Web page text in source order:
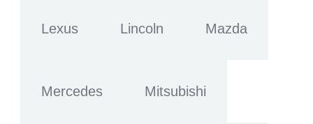
Lexus Lincoln Mazda
Mercedes Mitsubishi